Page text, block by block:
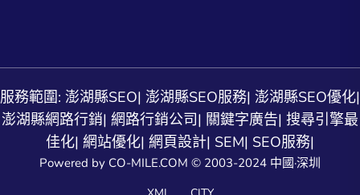
服務範圍: 澎湖縣SEO| 澎湖縣SEO服務| 澎湖縣SEO優化|
澎湖縣網路行銷| 網路行銷公司| 關鍵字廣告| 搜尋引擎最
佳化| 網站優化| 網頁設計| SEM| SEO服務|
Powered by CO-MILE.COM © 2003-2024 中國·深圳